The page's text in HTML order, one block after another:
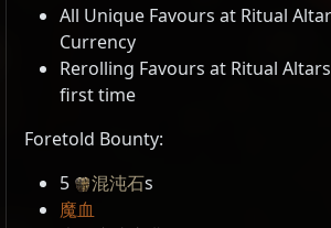
All Unique Favours at Ritual
Currency
Rerolling Favours at Ritual
first time
Foretold Bounty:
5
混沌石s
魔血